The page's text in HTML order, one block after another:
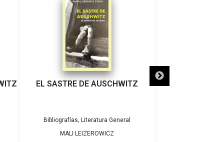
EL SASTRE DE AUSCHWITZ
Bibliografías, Literatura General
MALI LEIZEROWICZ
EL MITO DEL